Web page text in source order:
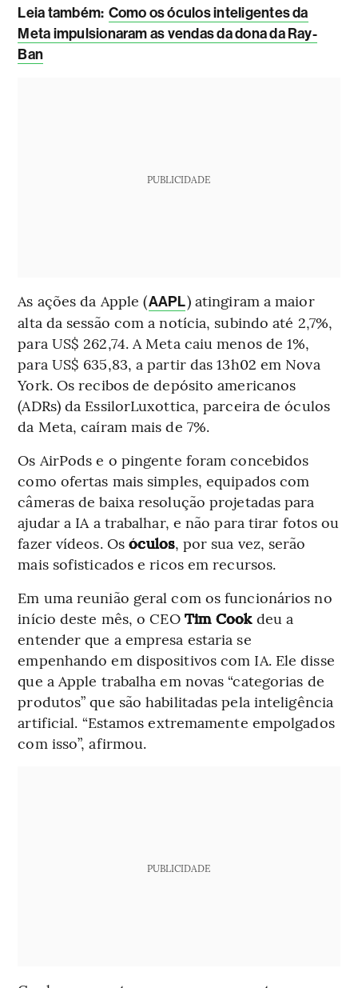
Leia também: Como os óculos inteligentes da
Meta impulsionaram as vendas da dona da Ray-
Ban
PUBLICIDADE
As ações da Apple (AAPL) atingiram a maior
alta da sessão com a notícia, subindo até 2,7%,
para US$ 262,74. A Meta caiu menos de 1%,
para US$ 635,83, a partir das 13h02 em Nova
York. Os recibos de depósito americanos
(ADRs) da EssilorLuxottica, parceira de óculos
da Meta, caíram mais de 7%.
Os AirPods e o pingente foram concebidos
como ofertas mais simples, equipados com
câmeras de baixa resolução projetadas para
ajudar a IA a trabalhar, e não para tirar fotos ou
fazer vídeos. Osóculos, por sua vez, serão
mais sofisticados e ricos em recursos.
Em uma reunião geral com os funcionários no
início deste mês, o CEO Tim Cookdeu a
entender que a empresa estaria se
empenhando em dispositivos com IA. Ele disse
que a Apple trabalha em novas “categorias de
produtos” que são habilitadas pela inteligência
artificial. “Estamos extremamente empolgados
com isso”, afirmou.
PUBLICIDADE